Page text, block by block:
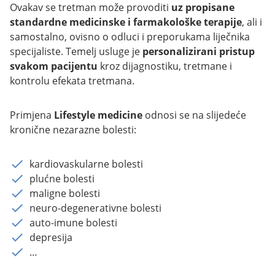
Ovakav se tretman može provoditi uz propisane
standardne medicinske i farmakološke terapije, ali i
samostalno, ovisno o odluci i preporukama liječnika
specijaliste. Temelj usluge je personalizirani pristup
svakom pacijentu kroz dijagnostiku, tretmane i
kontrolu efekata tretmana.
Primjena Lifestyle medicine odnosi se na slijedeće
kronične nezarazne bolesti:
kardiovaskularne bolesti
plućne bolesti
maligne bolesti
neuro-degenerativne bolesti
auto-imune bolesti
depresija
…